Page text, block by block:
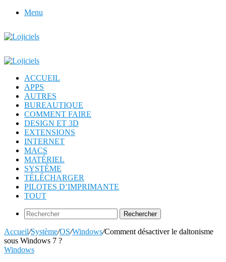
Menu
ACCUEIL
APPS
AUTRES
BUREAUTIQUE
COMMENT FAIRE
DESIGN ET 3D
EXTENSIONS
INTERNET
MACS
MATÉRIEL
SYSTÈME
TÉLÉCHARGER
PILOTES D’IMPRIMANTE
TOUT
Rechercher
Accueil/Système/OS/Windows/Comment désactiver le daltonisme
sous Windows 7 ?
Windows